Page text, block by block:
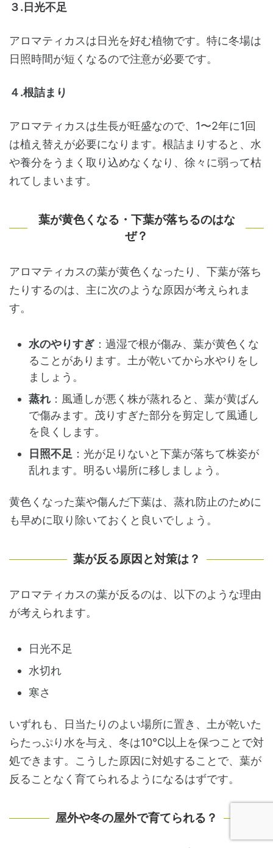
３.日光不足
アロマティカスは日光を好む植物です。特に冬場は
日照時間が短くなるので注意が必要です。
４.根詰まり
アロマティカスは生長が旺盛なので、1〜2年に1回
は植え替えが必要になります。根詰まりすると、水
や養分をうまく取り込めなくなり、徐々に弱って枯
れてしまいます。
葉が黄色くなる・下葉が落ちるのはな
ぜ？
アロマティカスの葉が黄色くなったり、下葉が落ち
たりするのは、主に次のような原因が考えられま
す。
水のやりすぎ ：過湿で根が傷み、葉が黄色くな
ることがあります。土が乾いてから水やりをし
ましょう。
蒸れ ：風通しが悪く株が蒸れると、葉が黄ばん
で傷みます。茂りすぎた部分を剪定して風通し
を良くします。
日照不足 ：光が足りないと下葉が落ちて株姿が
乱れます。明るい場所に移しましょう。
黄色くなった葉や傷んだ下葉は、蒸れ防止のために
も早めに取り除いておくと良いでしょう。
葉が反る原因と対策は？
アロマティカスの葉が反るのは、以下のような理由
が考えられます。
日光不足
水切れ
寒さ
いずれも、日当たりのよい場所に置き、土が乾いた
らたっぷり水を与え、冬は10℃以上を保つことで対
処できます。こうした原因に対処することで、葉が
反ることなく育てられるようになるはずです。
屋外や冬の屋外で育てられる？